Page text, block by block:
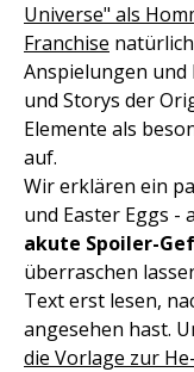
Universe" als
Franchise
Anspielungen und
und Storys der
Elemente als
auf.
Wir erklären ein
und Easter Eggs -
akute Spoiler-
überraschen
Text erst lesen,
angesehen hast.
die Vorlage zur